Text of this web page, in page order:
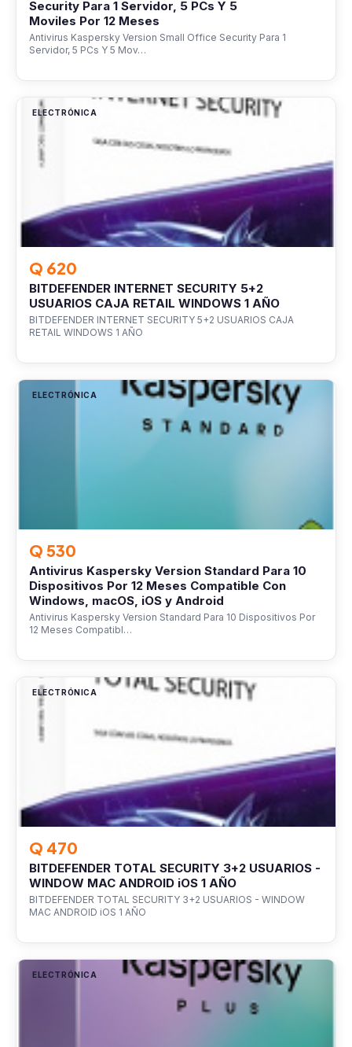
Security Para 1 Servidor, 5 PCs Y 5
Moviles Por 12 Meses
Antivirus Kaspersky Version Small Office Security Para 1
Servidor, 5 PCs Y 5 Mov…
ELECTRÓNICA
Q 620
BITDEFENDER INTERNET SECURITY 5+2
USUARIOS CAJA RETAIL WINDOWS 1 AÑO
BITDEFENDER INTERNET SECURITY 5+2 USUARIOS CAJA
RETAIL WINDOWS 1 AÑO
ELECTRÓNICA
Q 530
Antivirus Kaspersky Version Standard Para 10
Dispositivos Por 12 Meses Compatible Con
Windows, macOS, iOS y Android
Antivirus Kaspersky Version Standard Para 10 Dispositivos Por
12 Meses Compatibl…
ELECTRÓNICA
Q 470
BITDEFENDER TOTAL SECURITY 3+2 USUARIOS -
WINDOW MAC ANDROID iOS 1 AÑO
BITDEFENDER TOTAL SECURITY 3+2 USUARIOS - WINDOW
MAC ANDROID iOS 1 AÑO
ELECTRÓNICA